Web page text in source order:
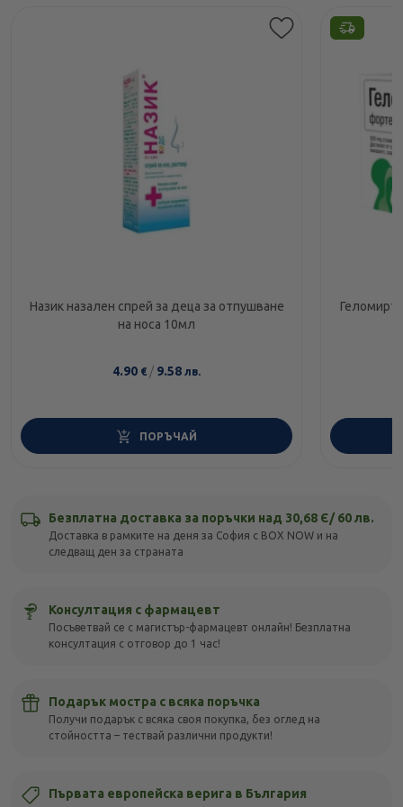
Назик назален спрей за деца за отпушване
на носа 10мл
4.90 € / 9.58 лв.
ПОРЪЧАЙ
Безплатна доставка за поръчки над 30,68 Є/ 60 лв.
Доставка в рамките на деня за София с BOX NOW и на
следващ ден за страната
Консултация с фармацевт
Посъветвай се с магистър-фармацевт онлайн! Безплатна
консултация с отговор до 1 час!
Подарък мостра с всяка поръчка
Получи подарък с всяка своя покупка, без оглед на
стойността – тествай различни продукти!
Първата европейска верига в България